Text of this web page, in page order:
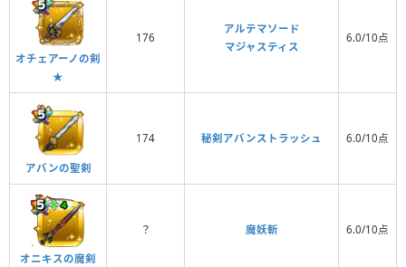
オチェアーノの剣
★
176
アルテマソード
マジャスティス
6.0/10点
アバンの聖剣
174 秘剣アバンストラッシュ 6.0/10点
オニキスの魔剣
？ 魔妖斬 6.0/10点